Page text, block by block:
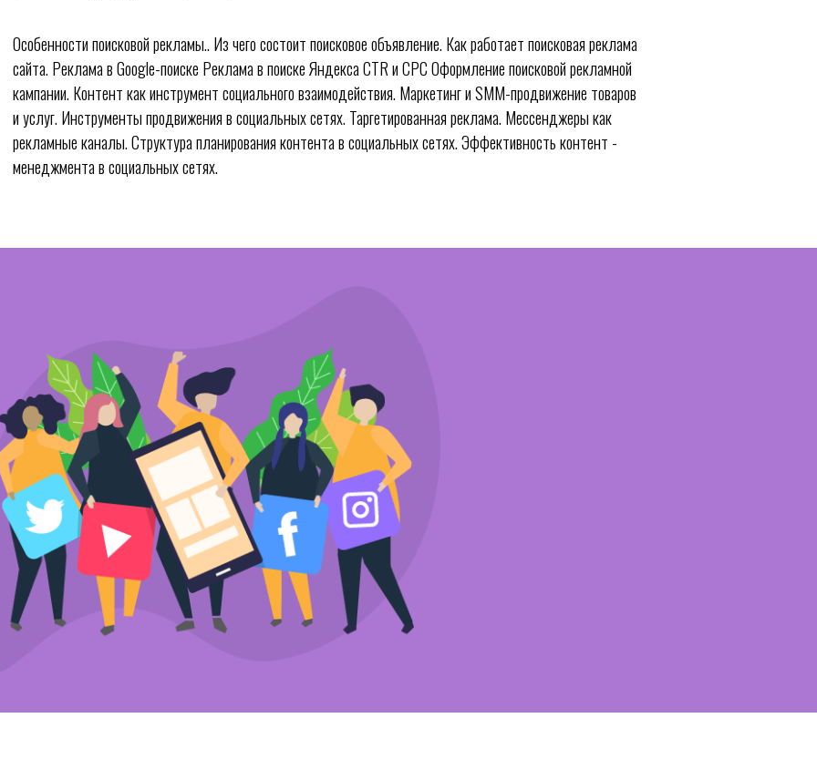
Особенности поисковой рекламы.. Из чего состоит поисковое объявление. Как работает поисковая реклама
сайта. Реклама в Google-поиске Реклама в поиске Яндекса CTR и CPC Оформление поисковой рекламной
кампании. Контент как инструмент социального взаимодействия. Маркетинг и SMM-продвижение товаров
и услуг. Инструменты продвижения в социальных сетях. Таргетированная реклама. Мессенджеры как
рекламные каналы. Структура планирования контента в социальных сетях. Эффективность контент -
менеджмента в социальных сетях.